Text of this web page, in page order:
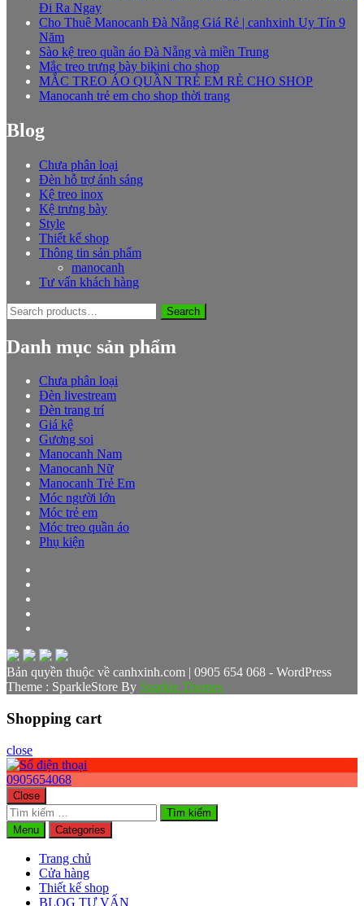
Đi Ra Ngay
Cho Thuê Manocanh Đà Nẵng Giá Rẻ | canhxinh Uy Tín 9
Năm
Sào kệ treo quần áo Đà Nẵng và miền Trung
Mắc treo trưng bày bikini cho shop
MẮC TREO ÁO QUẦN TRẺ EM RẺ CHO SHOP
Manocanh trẻ em cho shop thời trang
Blog
Chưa phân loại
Đèn hỗ trợ ánh sáng
Kệ treo inox
Kệ trưng bày
Style
Thiết kế shop
Thông tin sản phẩm
manocanh
Tư vấn khách hàng
Search
for:
Search
Danh mục sản phẩm
Chưa phân loại
Đèn livestream
Đèn trang trí
Giá kệ
Gương soi
Manocanh Nam
Manocanh Nữ
Manocanh Trẻ Em
Móc người lớn
Móc trẻ em
Móc treo quần áo
Phụ kiện
Bản quyền thuộc về canhxinh.com | 0905 654 068 - WordPress
Theme : SparkleStore By Sparkle Themes
Shopping cart
close
0905654068
Close
Tìm
kiếm
cho:
Menu Categories
Trang chủ
Cửa hàng
Thiết kế shop
BLOG TƯ VẤN